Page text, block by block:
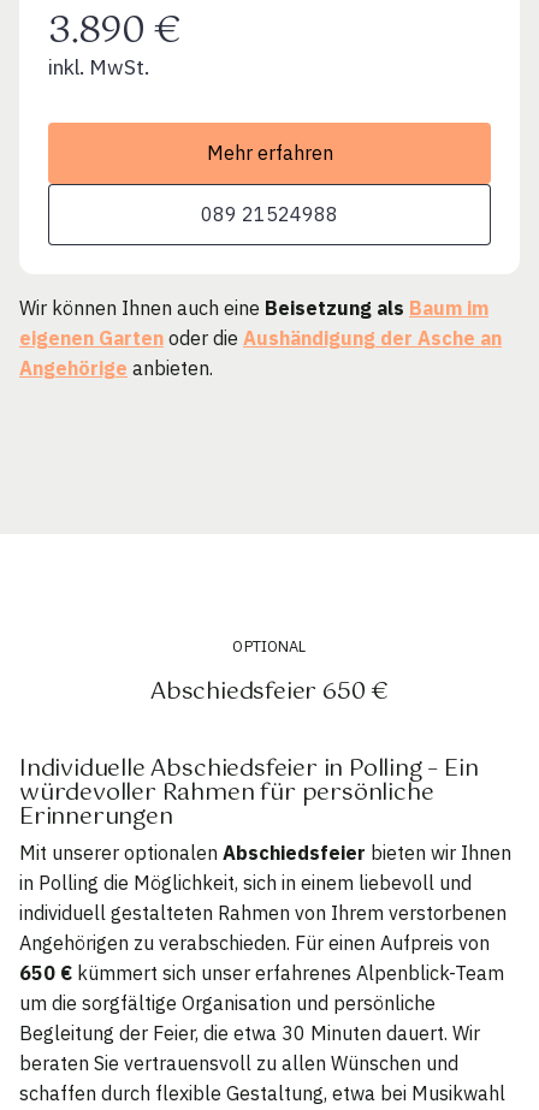
3.890 €
inkl. MwSt.
Mehr erfahren
089 21524988
Wir können Ihnen auch eine Beisetzung als Baum im
eigenen Garten oder die Aushändigung der Asche an
Angehörige anbieten.
OPTIONAL
Abschiedsfeier 650 €
Individuelle Abschiedsfeier in Polling – Ein
würdevoller Rahmen für persönliche
Erinnerungen
Mit unserer optionalen Abschiedsfeier bieten wir Ihnen
in Polling die Möglichkeit, sich in einem liebevoll und
individuell gestalteten Rahmen von Ihrem verstorbenen
Angehörigen zu verabschieden. Für einen Aufpreis von
650 € kümmert sich unser erfahrenes Alpenblick-Team
um die sorgfältige Organisation und persönliche
Begleitung der Feier, die etwa 30 Minuten dauert. Wir
beraten Sie vertrauensvoll zu allen Wünschen und
schaffen durch flexible Gestaltung, etwa bei Musikwahl